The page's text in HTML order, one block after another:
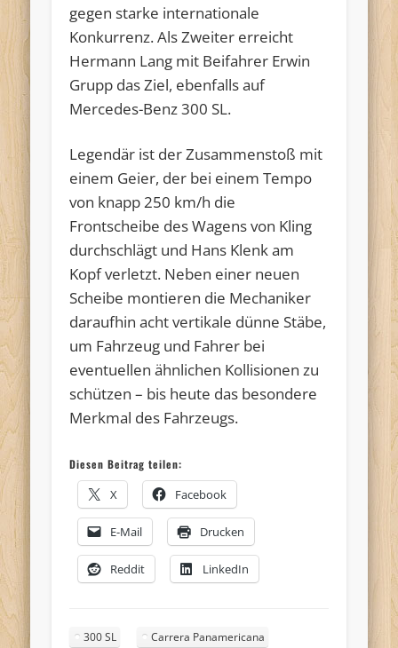
gegen starke internationale
Konkurrenz. Als Zweiter erreicht
Hermann Lang mit Beifahrer Erwin
Grupp das Ziel, ebenfalls auf
Mercedes-Benz 300 SL.
Legendär ist der Zusammenstoß mit
einem Geier, der bei einem Tempo
von knapp 250 km/h die
Frontscheibe des Wagens von Kling
durchschlägt und Hans Klenk am
Kopf verletzt. Neben einer neuen
Scheibe montieren die Mechaniker
daraufhin acht vertikale dünne Stäbe,
um Fahrzeug und Fahrer bei
eventuellen ähnlichen Kollisionen zu
schützen – bis heute das besondere
Merkmal des Fahrzeugs.
Diesen Beitrag teilen:
X Facebook
E-Mail Drucken
Reddit LinkedIn
300 SL Carrera Panamericana